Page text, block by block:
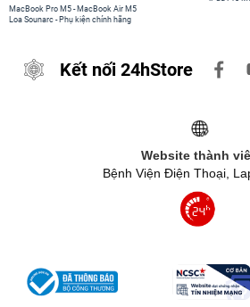
MacBook Pro M5 - MacBook Air M5
Loa Sounarc - Phụ kiện chính hãng
Kết nối 24hStore
Website thành
Bệnh Viện Điện Thoại,